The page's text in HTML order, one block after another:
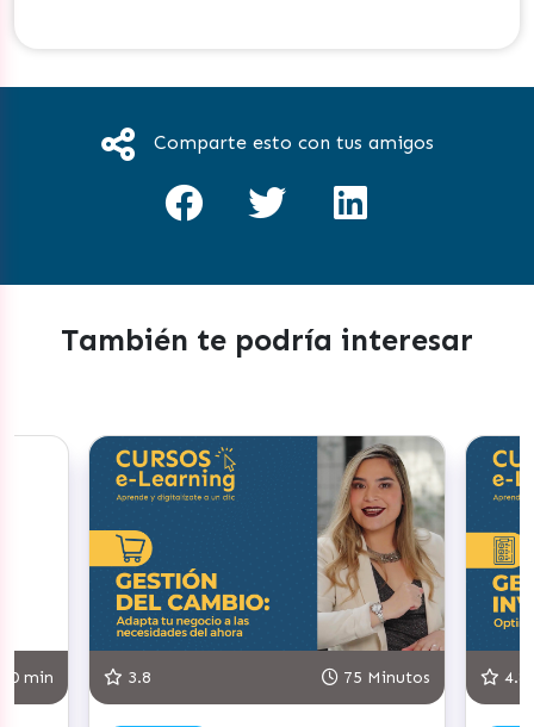
Comparte esto con tus amigos
También te podría interesar
75 Minutos 90